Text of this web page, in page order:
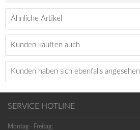
Ähnliche Artikel
Kunden kauften auch
Kunden haben sich ebenfalls angesehen
SERVICE HOTLINE
Montag - Freitag: